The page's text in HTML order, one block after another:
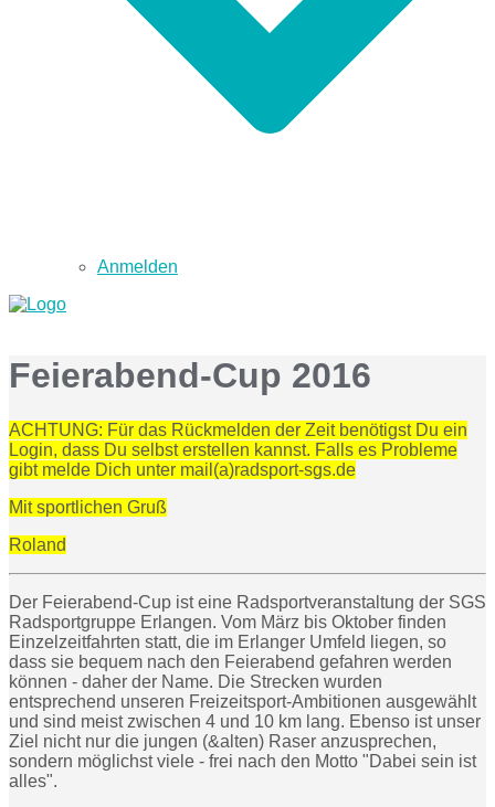
Anmelden
Feierabend-Cup 2016
ACHTUNG: Für das Rückmelden der Zeit benötigst Du ein
Login, dass Du selbst erstellen kannst. Falls es Probleme
gibt melde Dich unter mail(a)radsport-sgs.de
Mit sportlichen Gruß
Roland
Der Feierabend-Cup ist eine Radsportveranstaltung der SGS
Radsportgruppe Erlangen. Vom März bis Oktober finden
Einzelzeitfahrten statt, die im Erlanger Umfeld liegen, so
dass sie bequem nach den Feierabend gefahren werden
können - daher der Name. Die Strecken wurden
entsprechend unseren Freizeitsport-Ambitionen ausgewählt
und sind meist zwischen 4 und 10 km lang. Ebenso ist unser
Ziel nicht nur die jungen (&alten) Raser anzusprechen,
sondern möglichst viele - frei nach den Motto "Dabei sein ist
alles".